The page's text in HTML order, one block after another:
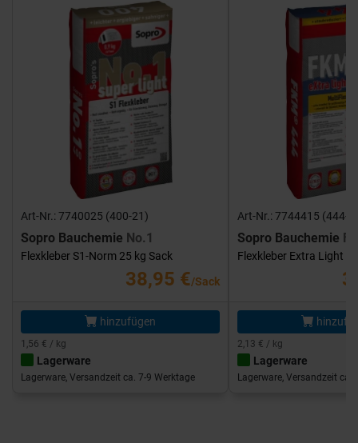
Art-Nr.: 7740025 (400-21)
Sopro Bauchemie No.1
Flexkleber S1-Norm 25 kg Sack
38,95 €/Sack
hinzufügen
1,56 € / kg
Lagerware
Lagerware, Versandzeit ca. 7-9 Werktage
Art-Nr.: 7744415 (444-
Sopro Bauchemie
Flexkleber Extra Light
2,13 € / kg
Lagerware
Lagerware, Versandzeit ca.